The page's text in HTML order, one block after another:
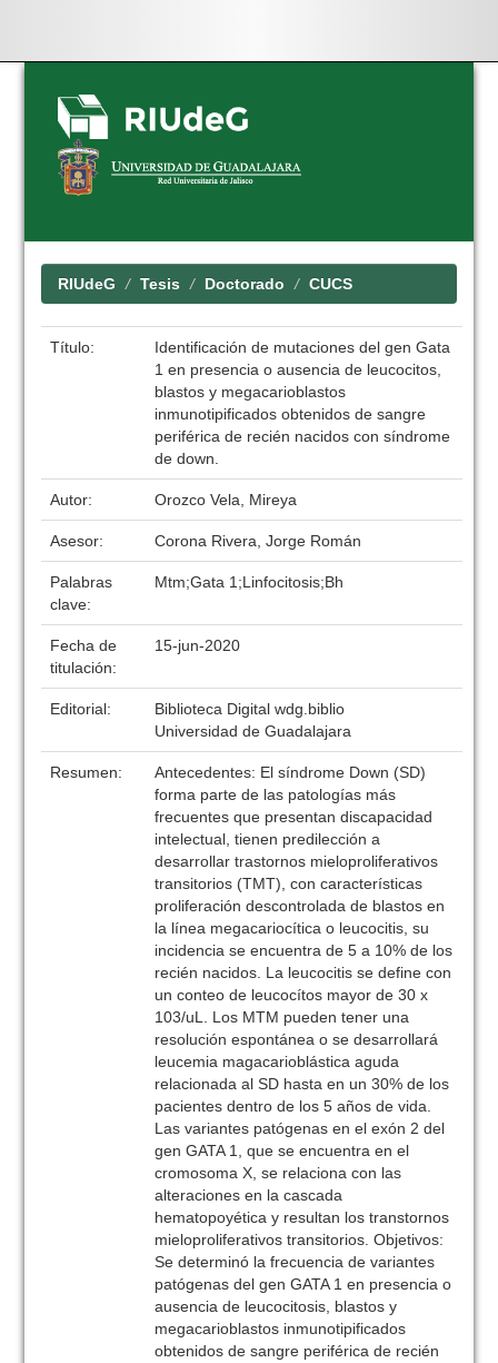
Skip
navigation
RIUdeG Tesis Doctorado CUCS
Título:
Identificación de mutaciones del gen Gata
1 en presencia o ausencia de leucocitos,
blastos y megacarioblastos
inmunotipificados obtenidos de sangre
periférica de recién nacidos con síndrome
de down.
Autor: Orozco Vela, Mireya
Asesor: Corona Rivera, Jorge Román
Palabras
clave:
Mtm;Gata 1;Linfocitosis;Bh
Fecha de
titulación:
15-jun-2020
Editorial:
Biblioteca Digital wdg.biblio
Universidad de Guadalajara
Resumen:
Antecedentes: El síndrome Down (SD)
forma parte de las patologías más
frecuentes que presentan discapacidad
intelectual, tienen predilección a
desarrollar trastornos mieloproliferativos
transitorios (TMT), con características
proliferación descontrolada de blastos en
la línea megacariocítica o leucocitis, su
incidencia se encuentra de 5 a 10% de los
recién nacidos. La leucocitis se define con
un conteo de leucocítos mayor de 30 x
103/uL. Los MTM pueden tener una
resolución espontánea o se desarrollará
leucemia magacarioblástica aguda
relacionada al SD hasta en un 30% de los
pacientes dentro de los 5 años de vida.
Las variantes patógenas en el exón 2 del
gen GATA 1, que se encuentra en el
cromosoma X, se relaciona con las
alteraciones en la cascada
hematopoyética y resultan los transtornos
mieloproliferativos transitorios. Objetivos:
Se determinó la frecuencia de variantes
patógenas del gen GATA 1 en presencia o
ausencia de leucocitosis, blastos y
megacarioblastos inmunotipificados
obtenidos de sangre periférica de recién